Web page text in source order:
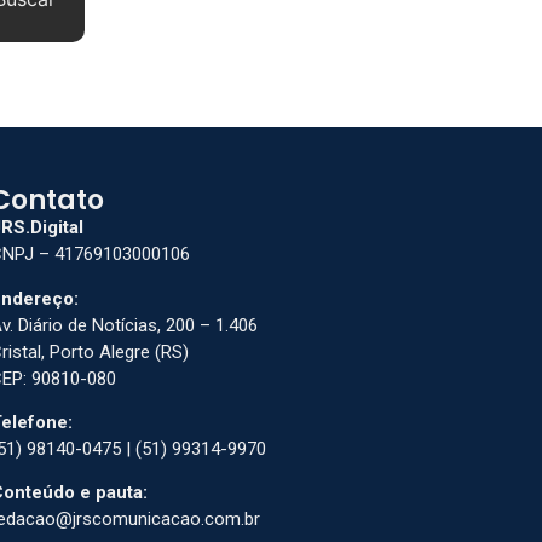
– 41769103000106
Diário de Notícias, 200 – 1.406
Porto Alegre (RS)
90810-080
98140-0475 | (51) 99314-9970
e pauta: